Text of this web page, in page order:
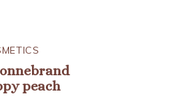
peach